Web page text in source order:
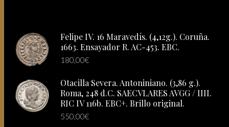
Felipe IV. 16 Maravedís. (4,12g.). Coruña.
1663. Ensayador R. AC-453. EBC.
180,00€
Otacilla Severa. Antoniniano. (3,86 g.).
Roma, 248 d.C. SAECVLARES AVGG / IIII.
RIC IV 116b. EBC+. Brillo original.
550,00€